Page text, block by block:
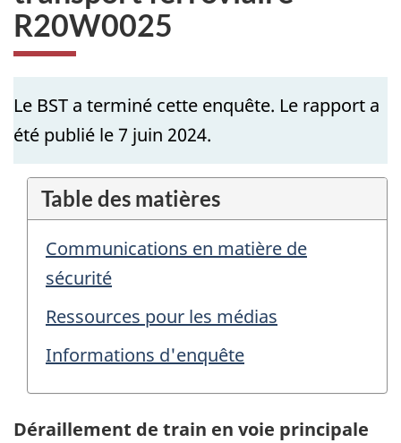
R20W0025
Le BST a terminé cette enquête. Le rapport a
été publié le 7 juin 2024.
Table des matières
Communications en matière de
sécurité
Ressources pour les médias
Informations d'enquête
Déraillement de train en voie principale